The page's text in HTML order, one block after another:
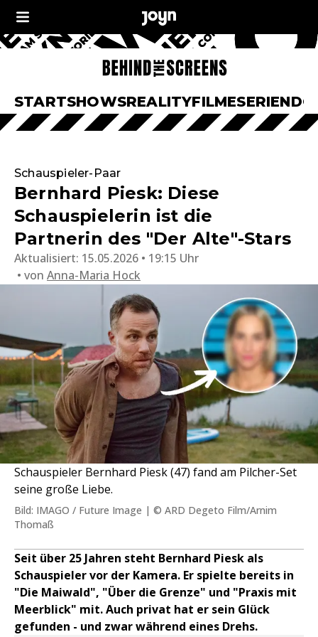
STARTSHOWSREALITYFILMESERIEN
Schauspieler-Paar
Bernhard Piesk: Diese
Schauspielerin ist die
Partnerin des "Der Alte"-Stars
Aktualisiert: 15.05.2026 • 19:15 Uhr
von Anna-Maria Hock
Schauspieler Bernhard Piesk (47) fand am Pilcher-Set
seine große Liebe.
Bild: IMAGO / Future Image | © ARD Degeto Film/Arnim
Thomaß
Seit über 25 Jahren steht Bernhard Piesk als
Schauspieler vor der Kamera. Er spielte bereits in
"Die Maiwald", "Über die Grenze" und "Praxis mit
Meerblick" mit. Auch privat hat er sein Glück
gefunden - und zwar während eines Drehs.